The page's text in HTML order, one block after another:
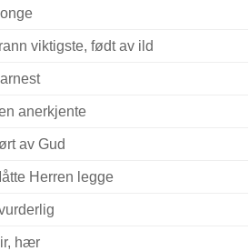
viktigste, født av ild
anerkjente
av Gud
Herren legge
hær